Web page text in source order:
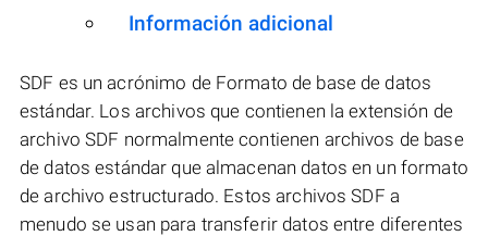
Información adicional
SDF es un acrónimo de Formato de base de datos
estándar. Los archivos que contienen la extensión de
archivo SDF normalmente contienen archivos de base
de datos estándar que almacenan datos en un formato
de archivo estructurado. Estos archivos SDF a
menudo se usan para transferir datos entre diferentes